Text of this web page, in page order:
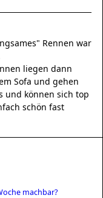
Rennen war
liegen dann
Sofa und gehen
und können sich top
schön fast
machbar?